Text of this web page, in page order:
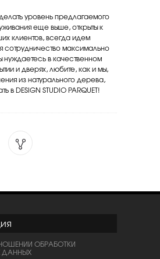
уровень предлагаемого
еще выше, открыты к
клиентов, всегда идем
сотрудничество максимально
нуждаетесь в качественном
и дверях, любите, как и мы,
из натурального дерева,
в DESIGN STUDIO PARQUET!
ОБРАБОТКИ
ДАННЫХ